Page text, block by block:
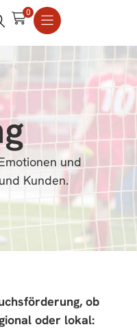
0
und
Kunden.
ob
oder lokal: